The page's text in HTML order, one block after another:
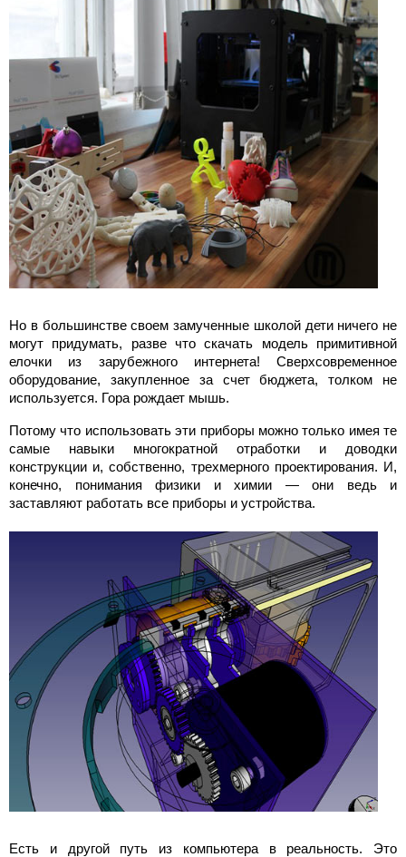
Но в большинстве своем замученные школой дети ничего не
могут придумать, разве что скачать модель примитивной
елочки из зарубежного интернета! Сверхсовременное
оборудование, закупленное за счет бюджета, толком не
используется. Гора рождает мышь.
Потому что использовать эти приборы можно только имея те
самые навыки многократной отработки и доводки
конструкции и, собственно, трехмерного проектирования. И,
конечно, понимания физики и химии — они ведь и
заставляют работать все приборы и устройства.
Есть и другой путь из компьютера в реальность. Это